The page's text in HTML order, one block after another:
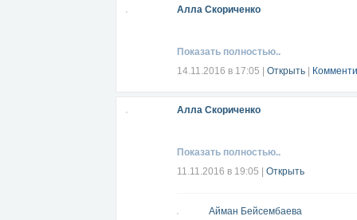
Алла Скориченко
Показать полностью..
14.11.2016 в 17:05
Открыть
Алла Скориченко
Показать полностью..
11.11.2016 в 19:05
Открыть
Айман Бейсембаева